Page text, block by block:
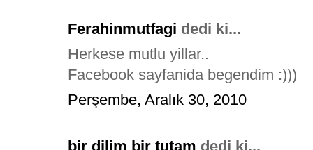
Ferahinmutfagi dedi ki...
Herkese mutlu yillar..
Facebook sayfanida begendim :)))
Perşembe, Aralık 30, 2010
bir dilim bir tutam dedi ki...